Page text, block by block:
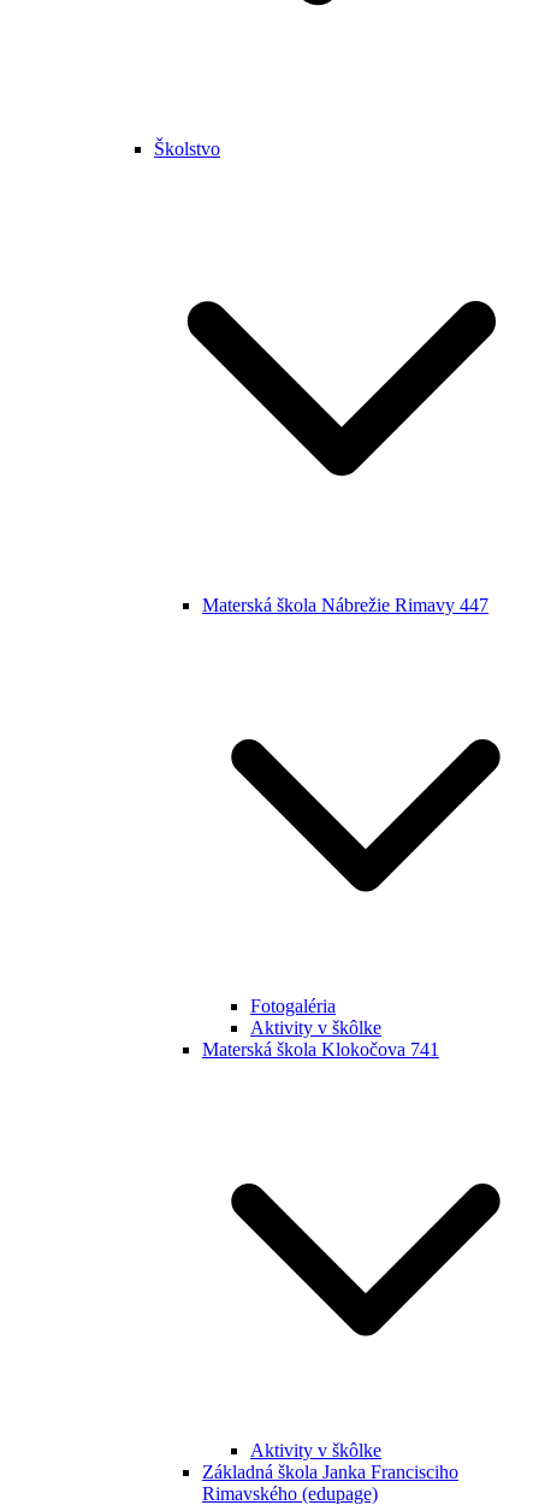
Školstvo
Materská škola Nábrežie Rimavy 447
Fotogaléria
Aktivity v škôlke
Materská škola Klokočova 741
Aktivity v škôlke
Základná škola Janka Francisciho
Rimavského (edupage)